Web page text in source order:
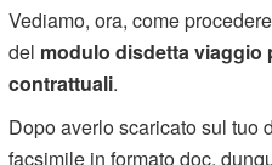
Vediamo, ora, come
del modulo disdetta
contrattuali.
Dopo averlo scaricato sul tuo
facsimile in formato doc,